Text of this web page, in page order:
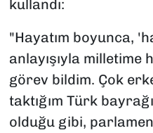
kullandı:
"Hayatım boyunca,
anlayışıyla milletime
görev bildim. Çok
taktığım Türk
olduğu gibi,